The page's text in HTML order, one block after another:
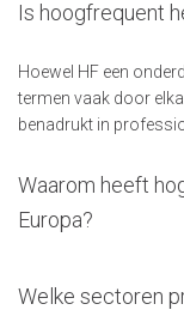
Is hoogfrequent
Hoewel HF een
termen vaak door
benadrukt in
Waarom heeft
Europa?
Welke sectoren